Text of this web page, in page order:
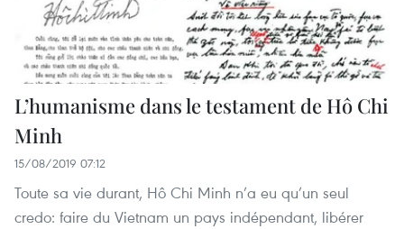
L’humanisme dans le testament de Hô Chi
Minh
15/08/2019 07:12
Toute sa vie durant, Hô Chi Minh n’a eu qu’un seul
credo: faire du Vietnam un pays indépendant, libérer